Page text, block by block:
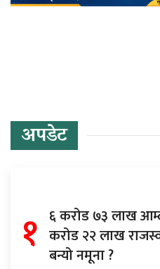
अपडेट
१ ६ करोड ७३ लाख
करोड २२ लाख
बन्यो नमूना ?